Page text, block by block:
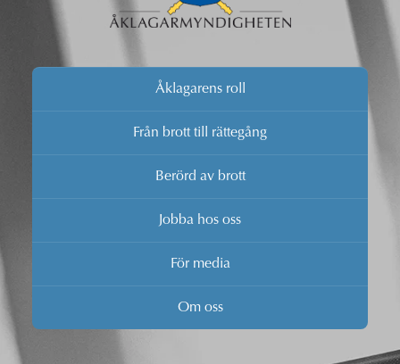
Åklagarens roll
Från brott till rättegång
Berörd av brott
Jobba hos oss
För media
Om oss